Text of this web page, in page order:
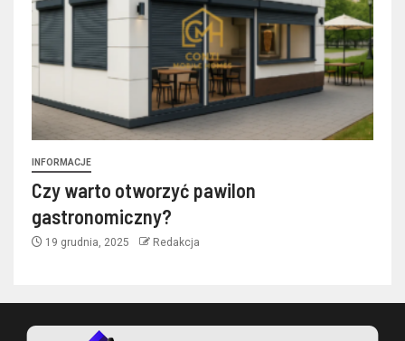
INFORMACJE
Czy warto otworzyć pawilon
gastronomiczny?
19 grudnia, 2025 Redakcja